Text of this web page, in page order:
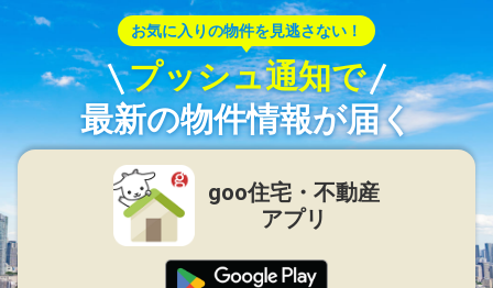
お気に入りの物件を見逃さない！
プッシュ通知で
最新の物件情報が届く
goo住宅・不動産
アプリ